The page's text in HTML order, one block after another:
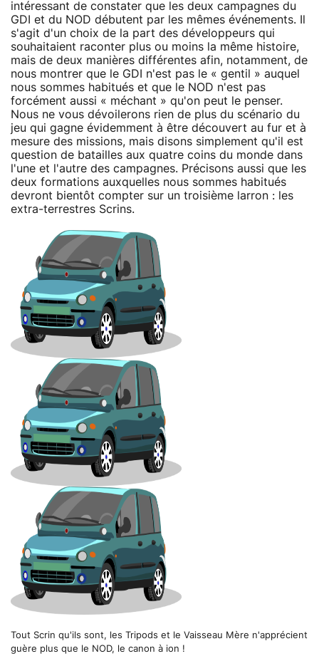
intéressant de constater que les deux campagnes du
GDI et du NOD débutent par les mêmes événements. Il
s'agit d'un choix de la part des développeurs qui
souhaitaient raconter plus ou moins la même histoire,
mais de deux manières différentes afin, notamment, de
nous montrer que le GDI n'est pas le « gentil » auquel
nous sommes habitués et que le NOD n'est pas
forcément aussi « méchant » qu'on peut le penser.
Nous ne vous dévoilerons rien de plus du scénario du
jeu qui gagne évidemment à être découvert au fur et à
mesure des missions, mais disons simplement qu'il est
question de batailles aux quatre coins du monde dans
l'une et l'autre des campagnes. Précisons aussi que les
deux formations auxquelles nous sommes habitués
devront bientôt compter sur un troisième larron : les
extra-terrestres Scrins.
Tout Scrin qu'ils sont, les Tripods et le Vaisseau Mère n'apprécient
guère plus que le NOD, le canon à ion !